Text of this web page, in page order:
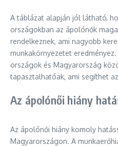
A táblázat alapján jól látható,
országokban az ápolónők
rendelkeznek, ami nagyobb
munkakörnyezetet
országok és Magyarország
tapasztalhatóak, ami segíthet
Az ápolónői hiány
Az ápolónői hiány komoly
Magyarországon. A